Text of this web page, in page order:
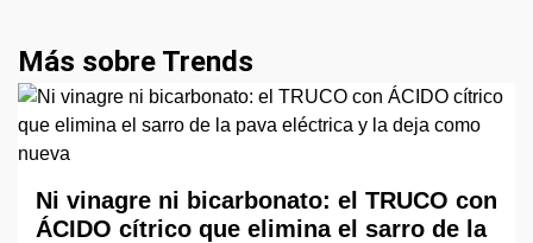
Más sobre Trends
Ni vinagre ni bicarbonato: el TRUCO con
ÁCIDO cítrico que elimina el sarro de la